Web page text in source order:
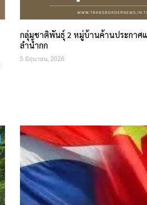
กลุ่มชาติพันธุ์ 2 หมู่บ้านค้านประกาศ
ลำน้ำกก
5 มิถุนายน, 2026